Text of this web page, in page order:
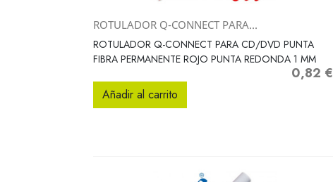
 Vista rápida
ROTULADOR Q-CONNECT PARA...
ROTULADOR Q-CONNECT PARA CD/DVD PUNTA
FIBRA PERMANENTE ROJO PUNTA REDONDA 1 MM
Precio
0,82 €
Añadir al carrito